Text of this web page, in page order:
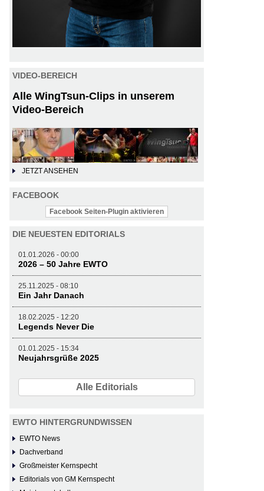
VIDEO-BEREICH
Alle WingTsun-Clips in unserem
Video-Bereich
JETZT ANSEHEN
FACEBOOK
Facebook Seiten-Plugin aktivieren
DIE NEUESTEN EDITORIALS
01.01.2026 - 00:00
2026 – 50 Jahre EWTO
25.11.2025 - 08:10
Ein Jahr Danach
18.02.2025 - 12:20
Legends Never Die
01.01.2025 - 15:34
Neujahrsgrüße 2025
Alle Editorials
EWTO HINTERGRUNDWISSEN
EWTO News
Dachverband
Großmeister Kernspecht
Editorials von GM Kernspecht